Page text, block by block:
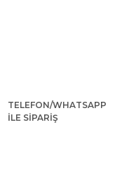
TELEFON/WHATSAPP
İLE SİPARİŞ